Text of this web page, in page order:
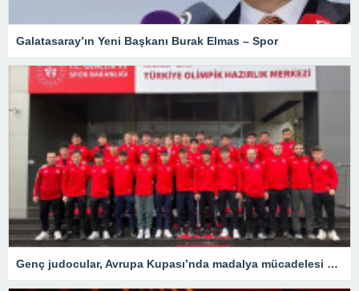
Galatasaray’ın Yeni Başkanı Burak Elmas – Spor
Genç judocular, Avrupa Kupası’nda madalya mücadelesi verecek